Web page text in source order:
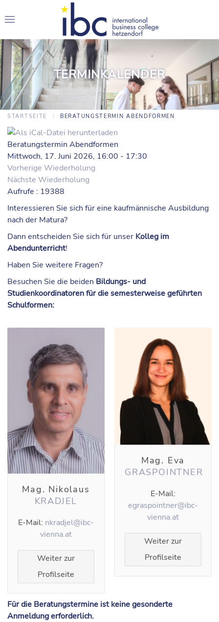
TERMINKALENDER
STARTSEITE BERATUNGSTERMIN ABENDFORMEN
Beratungstermin Abendformen
Mittwoch, 17. Juni 2026, 16:00 - 17:30
Vorherige Wiederholung
Nächste Wiederholung
Aufrufe : 19388
Interessieren Sie sich für eine kaufmännische Ausbildung
nach der Matura?
Dann entscheiden Sie sich für unser Kolleg im
Abendunterricht!
Haben Sie weitere Fragen?
Besuchen Sie die beiden Bildungs- und
Studienkoordinatoren für die semesterweise geführten
Schulformen:
Mag. Nikolaus
KRADJEL
E-Mail: nkradjel@ibc-
vienna.at
Weiter zur
Profilseite
Mag. Eva
GRASPOINTNER
E-Mail:
egraspointner@ibc-
vienna.at
Weiter zur
Profilseite
Für die Beratungstermine ist keine gesonderte
Anmeldung erforderlich.